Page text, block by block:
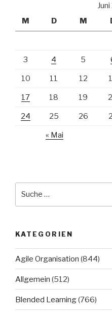
M
D M
3 4 5
10 11 12
17 18 19
24 25 26
« Mai
KATEGORIEN
Agile Organisation (844)
Allgemein (512)
Blended Learning(766)